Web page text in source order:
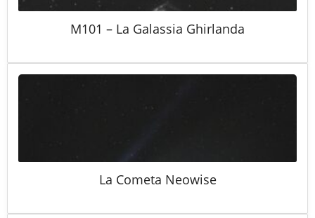
M101 – La Galassia Ghirlanda
La Cometa Neowise